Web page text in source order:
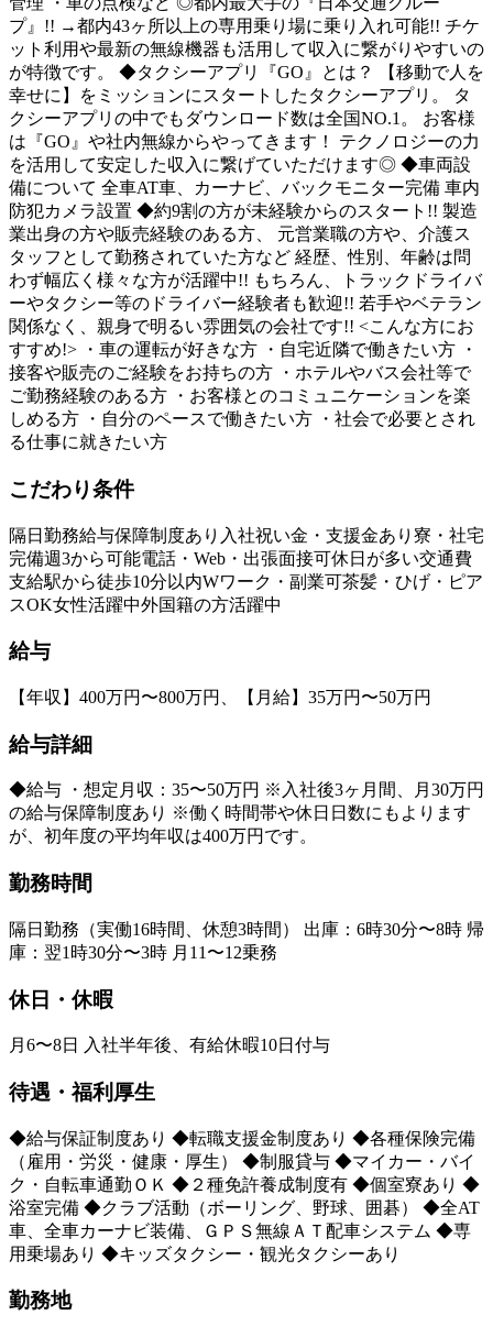
プ』!! →都内43ヶ所以上の専用乗り場に乗り入れ可能!! チケ
ット利用や最新の無線機器も活用して収入に繋がりやすいの
が特徴です。 ◆タクシーアプリ『GO』とは？ 【移動で人を
幸せに】をミッションにスタートしたタクシーアプリ。 タ
クシーアプリの中でもダウンロード数は全国NO.1。 お客様
は『GO』や社内無線からやってきます！ テクノロジーの力
を活用して安定した収入に繋げていただけます◎ ◆車両設
備について 全車AT車、カーナビ、バックモニター完備 車内
防犯カメラ設置 ◆約9割の方が未経験からのスタート!! 製造
業出身の方や販売経験のある方、 元営業職の方や、介護ス
タッフとして勤務されていた方など 経歴、性別、年齢は問
わず幅広く様々な方が活躍中!! もちろん、トラックドライバ
ーやタクシー等のドライバー経験者も歓迎!! 若手やベテラン
関係なく、親身で明るい雰囲気の会社です!! <こんな方にお
すすめ!> ・車の運転が好きな方 ・自宅近隣で働きたい方 ・
接客や販売のご経験をお持ちの方 ・ホテルやバス会社等で
ご勤務経験のある方 ・お客様とのコミュニケーションを楽
しめる方 ・自分のペースで働きたい方 ・社会で必要とされ
る仕事に就きたい方
こだわり条件
隔日勤務給与保障制度あり 入社祝い金・支援金あり 寮・社宅
完備週3から可能電話・Web・出張面接可休日が多い交通費
支給駅から徒歩10分以内Wワーク・副業可茶髪・ひげ・ピア
スOK女性活躍中外国籍の方活躍中
給与
【年収】400万円〜800万円、【月給】35万円〜50万円
給与詳細
◆給与 ・想定月収：35〜50万円 ※入社後3ヶ月間、月30万円
の給与保障制度あり ※働く時間帯や休日日数にもよります
が、初年度の平均年収は400万円です。
勤務時間
隔日勤務（実働16時間、休憩3時間） 出庫：6時30分〜8時 帰
庫：翌1時30分〜3時 月11〜12乗務
休日・休暇
月6〜8日 入社半年後、有給休暇10日付与
待遇・福利厚生
◆給与保証制度あり ◆転職支援金制度あり ◆各種保険完備
（雇用・労災・健康・厚生） ◆制服貸与 ◆マイカー・バイ
ク・自転車通勤ＯＫ ◆２種免許養成制度有 ◆個室寮あり ◆
浴室完備 ◆クラブ活動（ボーリング、野球、囲碁） ◆全AT
車、全車カーナビ装備、ＧＰＳ無線ＡＴ配車システム ◆専
用乗場あり ◆キッズタクシー・観光タクシーあり
勤務地